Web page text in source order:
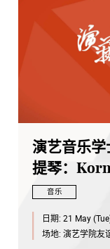
演艺音乐
提琴：
音乐
日期: 21 May
场地: 演艺学院友